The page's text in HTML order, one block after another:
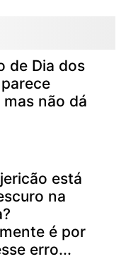
de Dia dos
mas não dá
está
na
é por
erro...